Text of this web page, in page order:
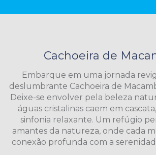
Cachoeira de
Embarque em uma jornada
deslumbrante Cachoeira de
Deixe-se envolver pela beleza
águas cristalinas caem em
sinfonia relaxante. Um refúgio
amantes da natureza, onde cada
conexão profunda com a